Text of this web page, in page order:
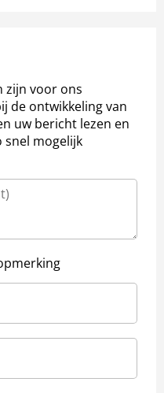
zijn voor ons
de ontwikkeling van
uw bericht lezen en
snel mogelijk